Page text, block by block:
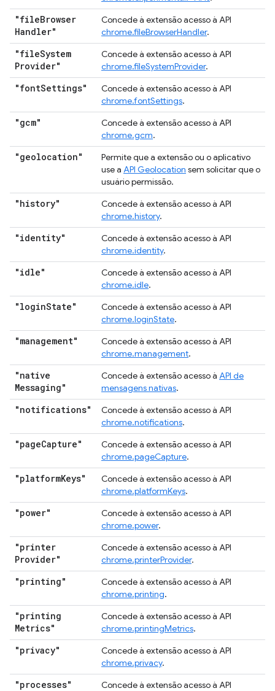
"fileBrowser
Handler"
Concede à extensão acesso à API
chrome.fileBrowserHandler.
"fileSystem
Provider"
Concede à extensão acesso à API
chrome.fileSystemProvider.
"fontSettings"
Concede à extensão acesso à API
chrome.fontSettings.
"gcm"
Concede à extensão acesso à API
chrome.gcm.
"geolocation"
Permite que a extensão ou o aplicativo
use a API Geolocation sem solicitar que o
usuário permissão.
"history"
Concede à extensão acesso à API
chrome.history.
"identity"
Concede à extensão acesso à API
chrome.identity.
"idle"
Concede à extensão acesso à API
chrome.idle.
"loginState"
Concede à extensão acesso à API
chrome.loginState.
"management"
Concede à extensão acesso à API
chrome.management.
"native
Messaging"
Concede à extensão acesso à API de
mensagens nativas.
"notifications"
Concede à extensão acesso à API
chrome.notifications.
"pageCapture"
Concede à extensão acesso à API
chrome.pageCapture.
"platformKeys"
Concede à extensão acesso à API
chrome.platformKeys.
"power"
Concede à extensão acesso à API
chrome.power.
"printer
Provider"
Concede à extensão acesso à API
chrome.printerProvider.
"printing"
Concede à extensão acesso à API
chrome.printing.
"printing
Metrics"
Concede à extensão acesso à API
chrome.printingMetrics.
"privacy"
Concede à extensão acesso à API
chrome.privacy.
"processes"
Concede à extensão acesso à API